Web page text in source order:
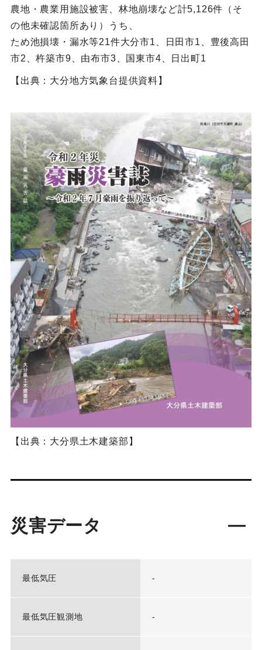
農地・農業用施設被害、林地崩壊など計5,126件（そ
の他未確認箇所あり）うち、
ため池損壊・漏水等21件大分市1、日田市1、豊後高田
市2、杵築市9、由布市3、国東市4、日出町1
【出典：大分地方気象台提供資料】
【出典：大分県土木建築部】
災害データ
最低気圧 -
最低気圧観測地 -